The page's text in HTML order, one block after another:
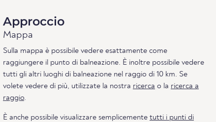
Approccio
Mappa
Sulla mappa è possibile vedere esattamente come
raggiungere il punto di balneazione. È inoltre possibile vedere
tutti gli altri luoghi di balneazione nel raggio di 10 km. Se
volete vedere di più, utilizzate la nostra ricerca o la ricerca a
raggio.
È anche possibile visualizzare semplicemente tutti i punti di